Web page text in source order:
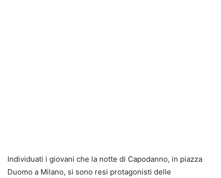
Individuati i giovani che la notte di Capodanno, in piazza
Duomo a Milano, si sono resi protagonisti delle